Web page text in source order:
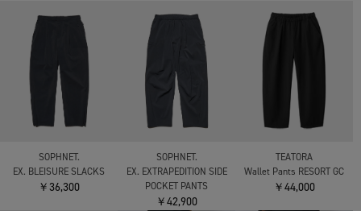
SOPHNET.
EX. BLEISURE SLACKS
￥36,300
SOPHNET.
EX. EXTRAPEDITION SIDE
POCKET PANTS
￥42,900
TEATORA
Wallet Pants RESORT GC
￥44,000